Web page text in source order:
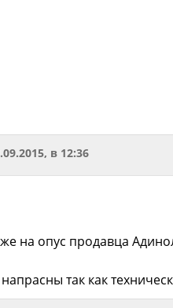
в 12:36
на опус продавца
так как